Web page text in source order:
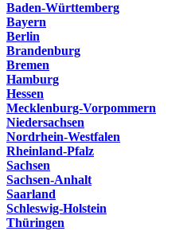
Baden-Württemberg
Bayern
Berlin
Brandenburg
Bremen
Hamburg
Hessen
Mecklenburg-Vorpommern
Niedersachsen
Nordrhein-Westfalen
Rheinland-Pfalz
Sachsen
Sachsen-Anhalt
Saarland
Schleswig-Holstein
Thüringen